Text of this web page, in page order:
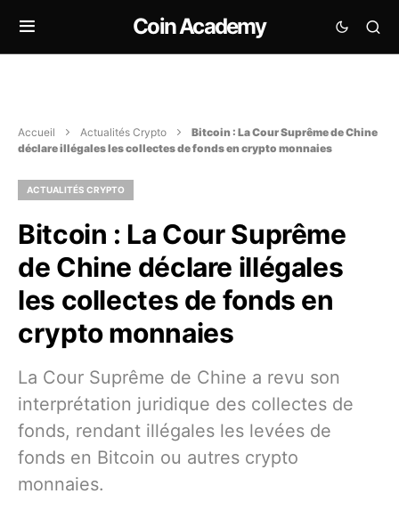
Coin Academy
Accueil Actualités Crypto
Bitcoin : La Cour Suprême de Chine
déclare illégales les collectes de fonds en crypto monnaies
ACTUALITÉS CRYPTO
Bitcoin : La Cour Suprême
de Chine déclare illégales
les collectes de fonds en
crypto monnaies
La Cour Suprême de Chine a revu son
interprétation juridique des collectes de
fonds, rendant illégales les levées de
fonds en Bitcoin ou autres crypto
monnaies.